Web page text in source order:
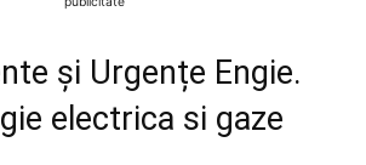
și Urgențe Engie.
electrica si gaze